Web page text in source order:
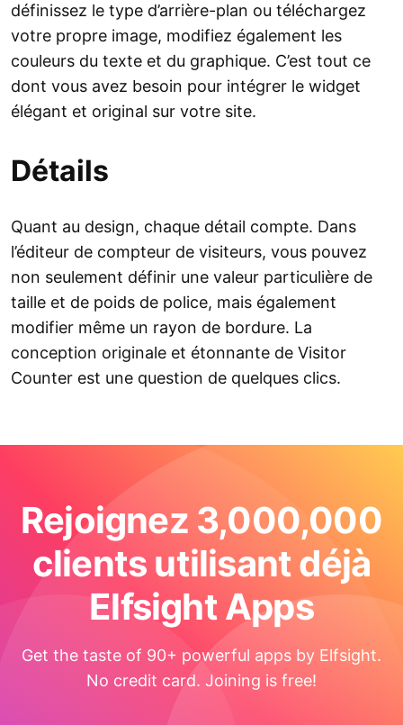
définissez le type d’arrière-plan ou téléchargez
votre propre image, modifiez également les
couleurs du texte et du graphique. C’est tout ce
dont vous avez besoin pour intégrer le widget
élégant et original sur votre site.
Détails
Quant au design, chaque détail compte. Dans
l’éditeur de compteur de visiteurs, vous pouvez
non seulement définir une valeur particulière de
taille et de poids de police, mais également
modifier même un rayon de bordure. La
conception originale et étonnante de Visitor
Counter est une question de quelques clics.
Rejoignez 3,000,000
clients utilisant déjà
Elfsight Apps
Get the taste of 90+ powerful apps by Elfsight.
No credit card. Joining is free!